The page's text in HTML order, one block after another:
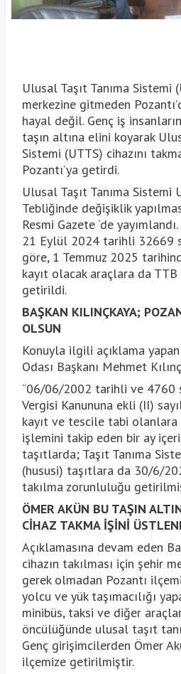
Ulusal Taşıt Tanıma Sistemi
merkezine gitmeden
hayal değil. Genç iş
taşın altına elini koyarak
Sistemi (UTTS) cihazını
Pozantı’ya getirdi.
Ulusal Taşıt Tanıma Sistemi
Tebliğinde değişiklik
Resmi Gazete ‘de
21 Eylül 2024 tarihli 32669
göre, 1 Temmuz 2025
kayıt olacak araçlara da
getirildi.
BAŞKAN KILINÇKAYA;
OLSUN
Konuyla ilgili açıklama
Odası Başkanı Mehmet
“06/06/2002 tarihli ve 4760
Vergisi Kanununa ekli (II)
kayıt ve tescile tabi olanlara
işlemini takip eden bir ay
taşıtlarda; Taşıt Tanıma
(hususi) taşıtlara da 30/6/
takılma zorunluluğu
ÖMER AKÜN BU TAŞIN
CİHAZ TAKMA İŞİNİ
Açıklamasına devam eden
cihazın takılması için şehir
gerek olmadan Pozantı
yolcu ve yük taşımacılığı
minibüs, taksi ve diğer
öncülüğünde ulusal taşıt
Genç girişimcilerden Ömer
ilçemize getirilmiştir.